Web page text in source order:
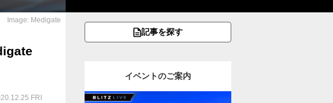
Image: Medigate
FRI
記事を探す
イベントのご案内